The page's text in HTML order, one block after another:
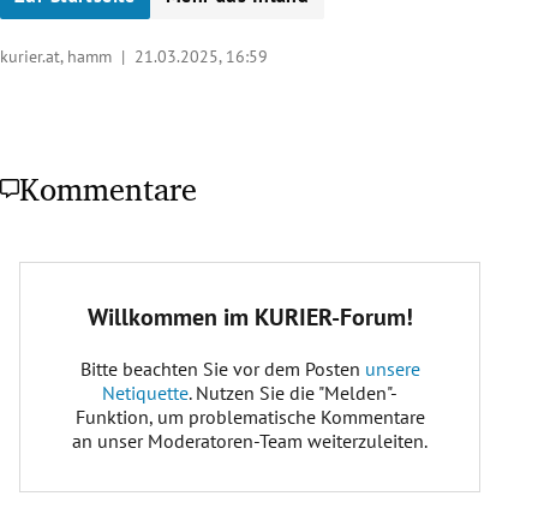
kurier.at, hamm | 21.03.2025, 16:59
Kommentare